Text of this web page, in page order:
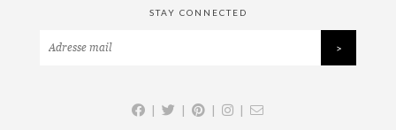
STAY CONNECTED
| | | |